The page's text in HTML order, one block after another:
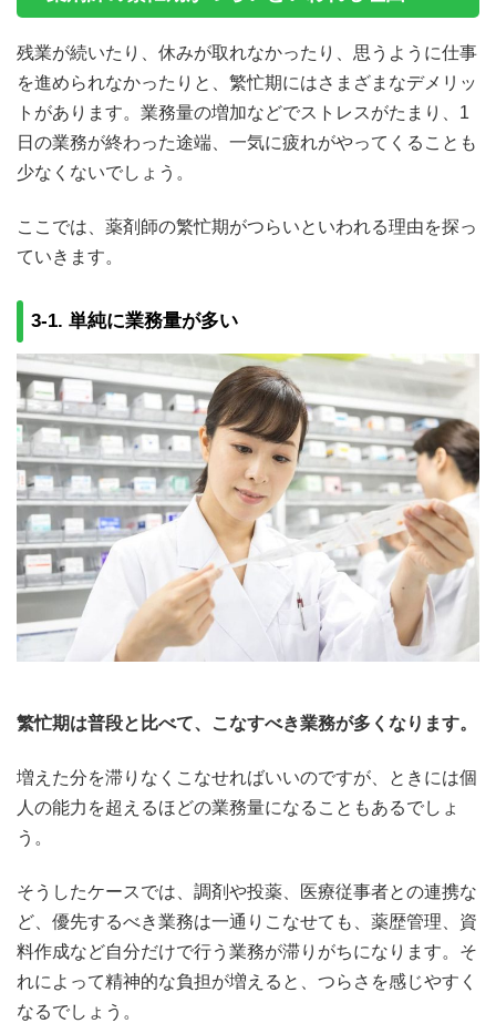
残業が続いたり、休みが取れなかったり、思うように仕事
を進められなかったりと、繁忙期にはさまざまなデメリッ
トがあります。業務量の増加などでストレスがたまり、1
日の業務が終わった途端、一気に疲れがやってくることも
少なくないでしょう。
ここでは、薬剤師の繁忙期がつらいといわれる理由を探っ
ていきます。
3-1. 単純に業務量が多い
繁忙期は普段と比べて、こなすべき業務が多くなります。
増えた分を滞りなくこなせればいいのですが、ときには個
人の能力を超えるほどの業務量になることもあるでしょ
う。
そうしたケースでは、調剤や投薬、医療従事者との連携な
ど、優先するべき業務は一通りこなせても、薬歴管理、資
料作成など自分だけで行う業務が滞りがちになります。そ
れによって精神的な負担が増えると、つらさを感じやすく
なるでしょう。